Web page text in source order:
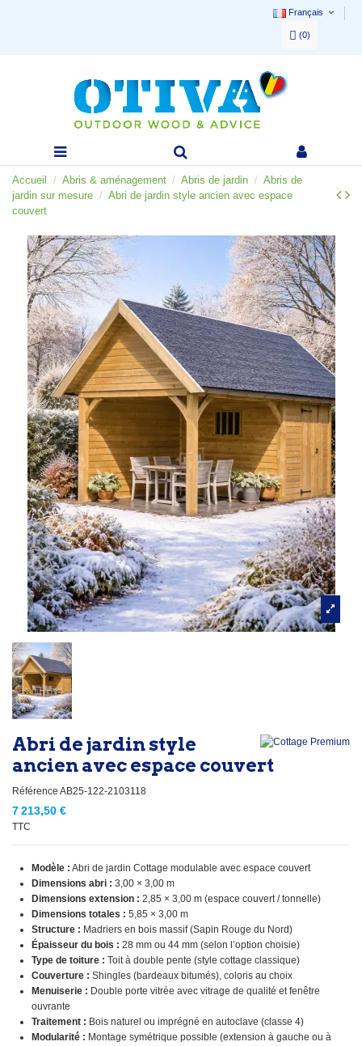
Français
(0)
Accueil Abris & aménagement Abris de jardin
Abris de
jardin sur mesure
Abri de jardin style ancien avec espace
couvert
Abri de jardin style
ancien avec espace couvert
Référence AB25-122-2103118
7 213,50 €
TTC
Modèle : Abri de jardin Cottage modulable avec espace couvert
Dimensions abri : 3,00 × 3,00 m
Dimensions extension : 2,85 × 3,00 m (espace couvert / tonnelle)
Dimensions totales : 5,85 × 3,00 m
Structure : Madriers en bois massif (Sapin Rouge du Nord)
Épaisseur du bois : 28 mm ou 44 mm (selon l’option choisie)
Type de toiture : Toit à double pente (style cottage classique)
Couverture : Shingles (bardeaux bitumés), coloris au choix
Menuiserie : Double porte vitrée avec vitrage de qualité et fenêtre
ouvrante
Traitement : Bois naturel ou imprégné en autoclave (classe 4)
Modularité : Montage symétrique possible (extension à gauche ou à